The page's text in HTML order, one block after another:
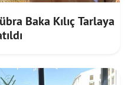
Baka Kılıç Tarlaya